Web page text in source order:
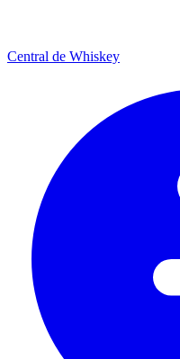
Central de Whiskey